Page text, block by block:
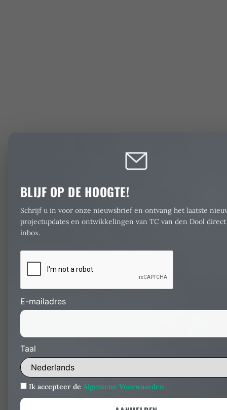
BLIJF OP DE HOOGTE!
Schrijf u in voor onze nieuwsbrief en ontvang het laatste
projectupdates en ontwikkelingen van TC van den Dool
inbox.
E-mailadres
Taal
Ik accepteer de Algemene Voorwaarden